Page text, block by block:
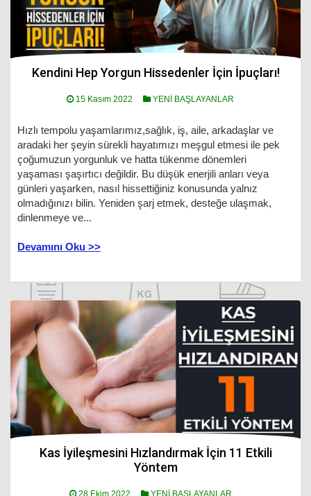
Kendini Hep Yorgun Hissedenler İçin İpuçları!
15 Kasım 2022 YENİ BAŞLAYANLAR
Hızlı tempolu yaşamlarımız,sağlık, iş, aile, arkadaşlar ve
aradaki her şeyin sürekli hayatımızı meşgul etmesi ile pek
çoğumuzun yorgunluk ve hatta tükenme dönemleri
yaşaması şaşırtıcı değildir. Bu düşük enerjili anları veya
günleri yaşarken, nasıl hissettiğiniz konusunda yalnız
olmadığınızı bilin. Yeniden şarj etmek, desteğe ulaşmak,
dinlenmeye ve...
Devamını Oku >>
Kas İyileşmesini Hızlandırmak İçin 11 Etkili
Yöntem